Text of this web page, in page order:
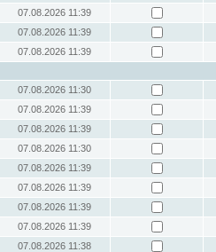
07.08.2026 11:39
07.08.2026 11:39
07.08.2026 11:39
07.08.2026 11:30
07.08.2026 11:39
07.08.2026 11:39
07.08.2026 11:30
07.08.2026 11:39
07.08.2026 11:39
07.08.2026 11:39
07.08.2026 11:39
07.08.2026 11:38